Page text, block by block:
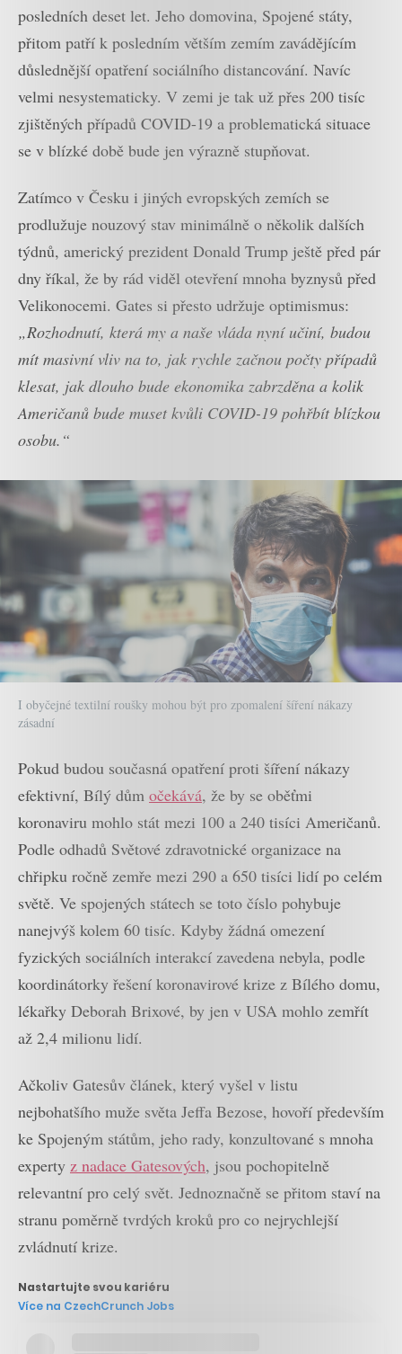
posledních deset let. Jeho domovina, Spojené státy,
přitom patří k posledním větším zemím zavádějícím
důslednější opatření sociálního distancování. Navíc
velmi nesystematicky. V zemi je tak už přes 200 tisíc
zjištěných případů COVID-19 a problematická situace
se v blízké době bude jen výrazně stupňovat.
Zatímco v Česku i jiných evropských zemích se
prodlužuje nouzový stav minimálně o několik dalších
týdnů, americký prezident Donald Trump ještě před pár
dny říkal, že by rád viděl otevření mnoha byznysů před
Velikonocemi. Gates si přesto udržuje optimismus:
„Rozhodnutí, která my a naše vláda nyní učiní, budou
mít masivní vliv na to, jak rychle začnou počty případů
klesat, jak dlouho bude ekonomika zabrzděna a kolik
Američanů bude muset kvůli COVID-19 pohřbít blízkou
osobu.“
I obyčejné textilní roušky mohou být pro zpomalení šíření nákazy
zásadní
Pokud budou současná opatření proti šíření nákazy
efektivní, Bílý dům očekává, že by se oběťmi
koronaviru mohlo stát mezi 100 a 240 tisíci Američanů.
Podle odhadů Světové zdravotnické organizace na
chřipku ročně zemře mezi 290 a 650 tisíci lidí po celém
světě. Ve spojených státech se toto číslo pohybuje
nanejvýš kolem 60 tisíc. Kdyby žádná omezení
fyzických sociálních interakcí zavedena nebyla, podle
koordinátorky řešení koronavirové krize z Bílého domu,
lékařky Deborah Brixové, by jen v USA mohlo zemřít
až 2,4 milionu lidí.
Ačkoliv Gatesův článek, který vyšel v listu
nejbohatšího muže světa Jeffa Bezose, hovoří především
ke Spojeným státům, jeho rady, konzultované s mnoha
experty z nadace Gatesových, jsou pochopitelně
relevantní pro celý svět. Jednoznačně se přitom staví na
stranu poměrně tvrdých kroků pro co nejrychlejší
zvládnutí krize.
Nastartujte svou kariéru
Více na CzechCrunch Jobs